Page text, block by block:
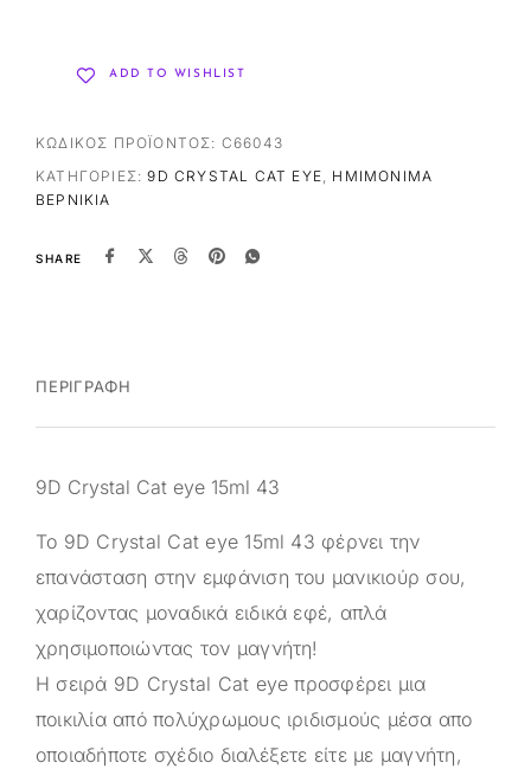
ADD TO WISHLIST
ΚΩΔΙΚΌΣ ΠΡΟΪΌΝΤΟΣ: C66043
ΚΑΤΗΓΟΡΊΕΣ:9D CRYSTAL CAT EYE, ΗΜΙΜΌΝΙΜΑ
ΒΕΡΝΊΚΙΑ
SHARE
ΠΕΡΙΓΡΑΦΉ
9D Crystal Cat eye 15ml 43
Το 9D Crystal Cat eye 15ml 43 φέρνει την
επανάσταση στην εμφάνιση του μανικιούρ σου,
χαρίζοντας μοναδικά ειδικά εφέ, απλά
χρησιμοποιώντας τον μαγνήτη!
Η σειρά 9D Crystal Cat eye προσφέρει μια
ποικιλία από πολύχρωμους ιριδισμούς μέσα απο
οποιαδήποτε σχέδιο διαλέξετε είτε με μαγνήτη,